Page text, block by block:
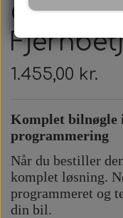
Chrysler
1.455,00 kr.
Komplet bilnøgle
programmering
Når du bestiller
komplet løsning.
programmeret og
din bil.